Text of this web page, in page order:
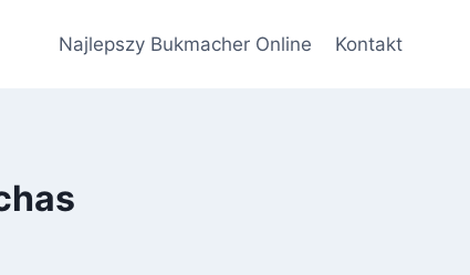
Najlepszy Bukmacher Online Kontakt